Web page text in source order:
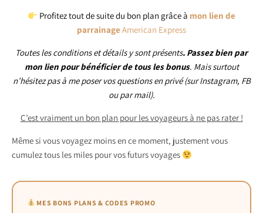
Profitez tout de suite du bon plan grâce à mon lien de
parrainage American Express
Toutes les conditions et détails y sont présents. Passez bien par
mon lien pour bénéficier de tous les bonus. Mais surtout
n’hésitez pas à me poser vos questions en privé (sur Instagram, FB
ou par mail).
C’est vraiment un bon plan pour les voyageurs à ne pas rater !
Même si vous voyagez moins en ce moment, justement vous
cumulez tous les miles pour vos futurs voyages
MES BONS PLANS & CODES PROMO